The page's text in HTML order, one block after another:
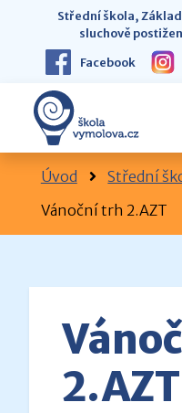
Facebook
Střední škola,
sluchově
Úvod Střední
Vánoční trh 2.AZT
2.AZT